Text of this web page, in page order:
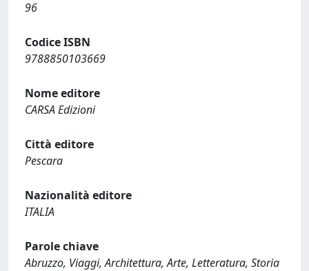
96
Codice ISBN
9788850103669
Nome editore
CARSA Edizioni
Città editore
Pescara
Nazionalità editore
ITALIA
Parole chiave
Abruzzo, Viaggi, Architettura, Arte, Letteratura, Storia